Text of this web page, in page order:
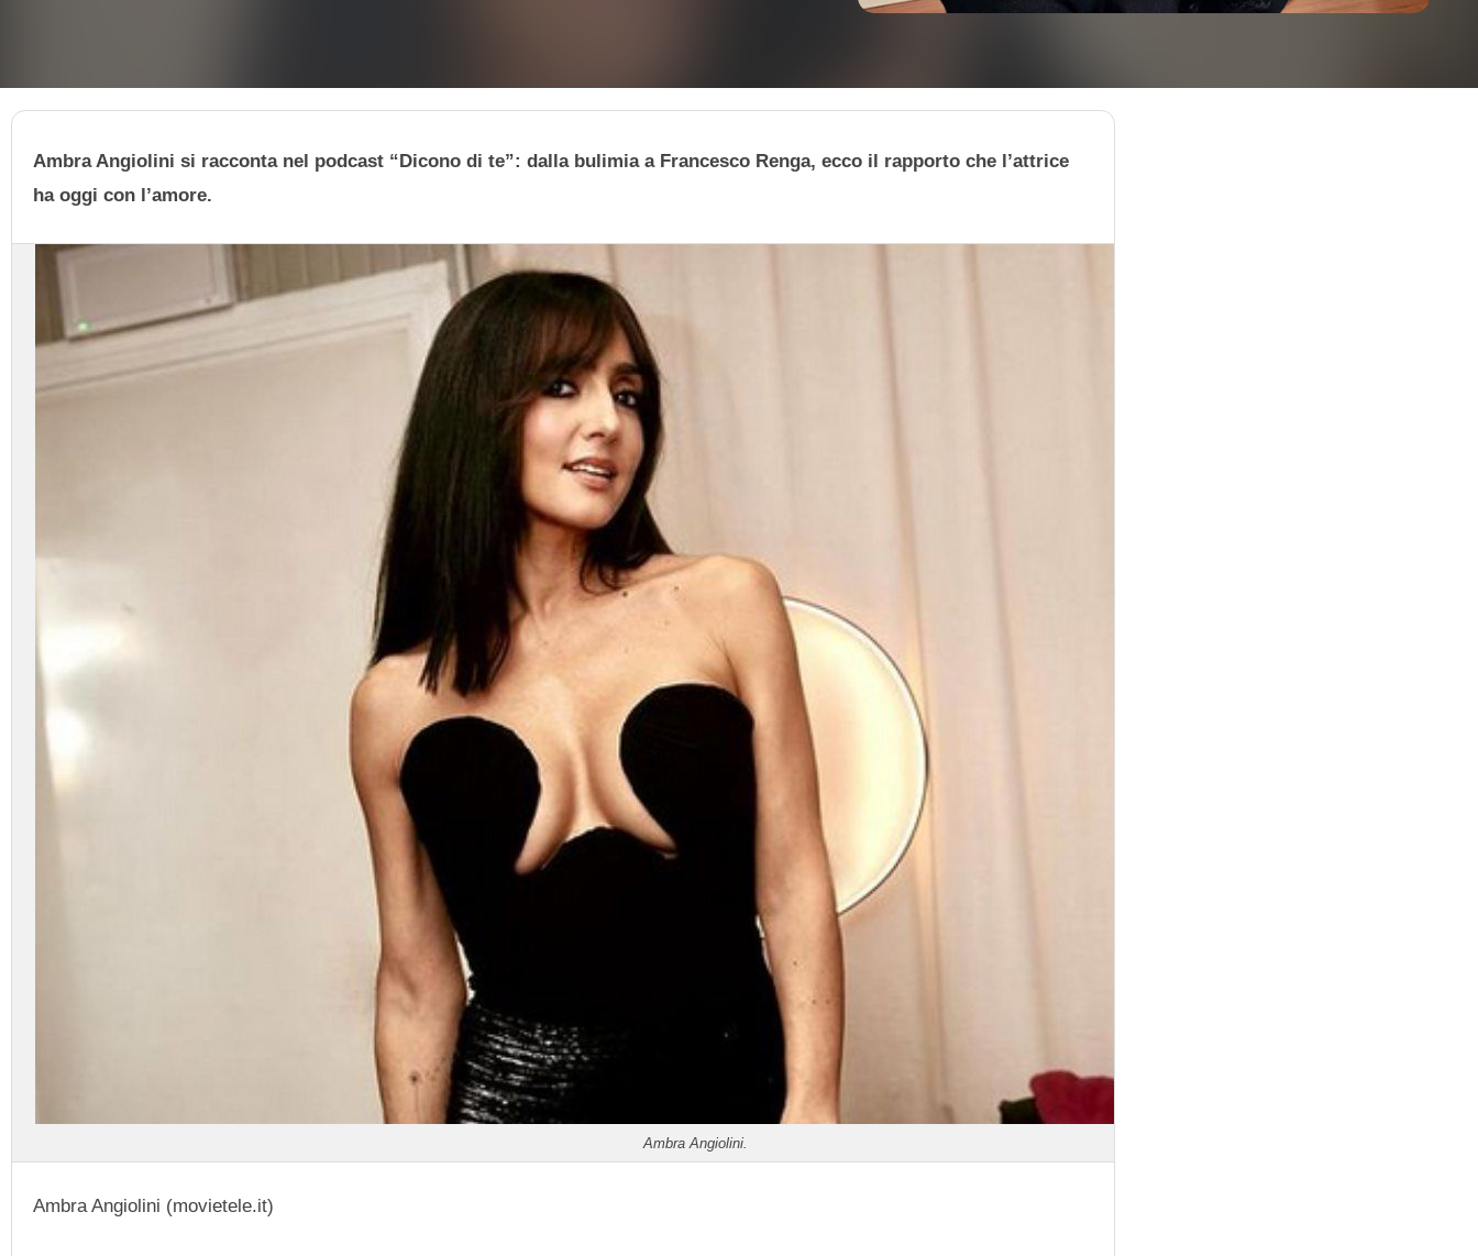
Ambra Angiolini si racconta nel podcast “Dicono di te”: dalla bulimia a Francesco Renga, ecco il rapporto che l’attrice
ha oggi con l’amore.
Ambra Angiolini.
Ambra Angiolini (movietele.it)